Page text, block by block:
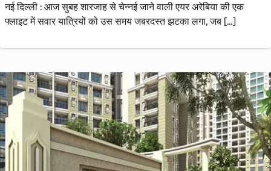
नई दिल्ली : आज सुबह शारजाह से चेन्नई जाने वाली एयर अरेबिया की एक
फ्लाइट में सवार यात्रियों को उस समय जबरदस्त झटका लगा, जब […]